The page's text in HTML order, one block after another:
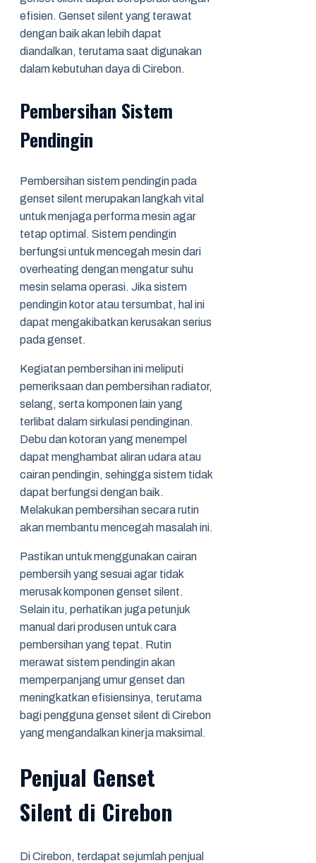
efisien. Genset silent yang terawat
dengan baik akan lebih dapat
diandalkan, terutama saat digunakan
dalam kebutuhan daya di Cirebon.
Pembersihan Sistem
Pendingin
Pembersihan sistem pendingin pada
genset silent merupakan langkah vital
untuk menjaga performa mesin agar
tetap optimal. Sistem pendingin
berfungsi untuk mencegah mesin dari
overheating dengan mengatur suhu
mesin selama operasi. Jika sistem
pendingin kotor atau tersumbat, hal ini
dapat mengakibatkan kerusakan serius
pada genset.
Kegiatan pembersihan ini meliputi
pemeriksaan dan pembersihan radiator,
selang, serta komponen lain yang
terlibat dalam sirkulasi pendinginan.
Debu dan kotoran yang menempel
dapat menghambat aliran udara atau
cairan pendingin, sehingga sistem tidak
dapat berfungsi dengan baik.
Melakukan pembersihan secara rutin
akan membantu mencegah masalah ini.
Pastikan untuk menggunakan cairan
pembersih yang sesuai agar tidak
merusak komponen genset silent.
Selain itu, perhatikan juga petunjuk
manual dari produsen untuk cara
pembersihan yang tepat. Rutin
merawat sistem pendingin akan
memperpanjang umur genset dan
meningkatkan efisiensinya, terutama
bagi pengguna genset silent di Cirebon
yang mengandalkan kinerja maksimal.
Penjual Genset
Silent di Cirebon
Di Cirebon, terdapat sejumlah penjual